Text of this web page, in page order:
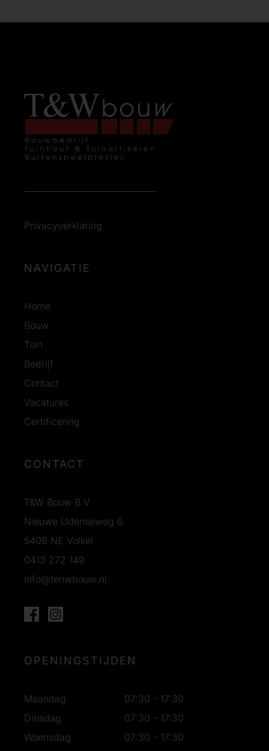
Privacyverklaring
NAVIGATIE
Home
Bouw
Tuin
Bedrijf
Contact
Vacatures
Certificering
CONTACT
T&W Bouw B.V.
Nieuwe Udenseweg 6
5408 NE Volkel
0413 272 149
info@tenwbouw.nl
OPENINGSTIJDEN
Maandag
07:30 - 17:30
Dinsdag
07:30 - 17:30
Woensdag
07:30 - 17:30